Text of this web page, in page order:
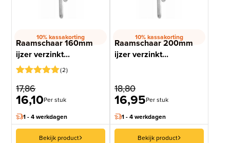
10% kassakorting
Raamschaar 160mm
ijzer verzinkt...
5op 5
gebaseerd
op
klantbeoordeling
2
17,86
16,10Per stuk
1 - 4 werkdagen
Bekijk product
10% kassakorting
Raamschaar 200mm
ijzer verzinkt...
18,80
16,95Per stuk
1 - 4 werkdagen
Bekijk product